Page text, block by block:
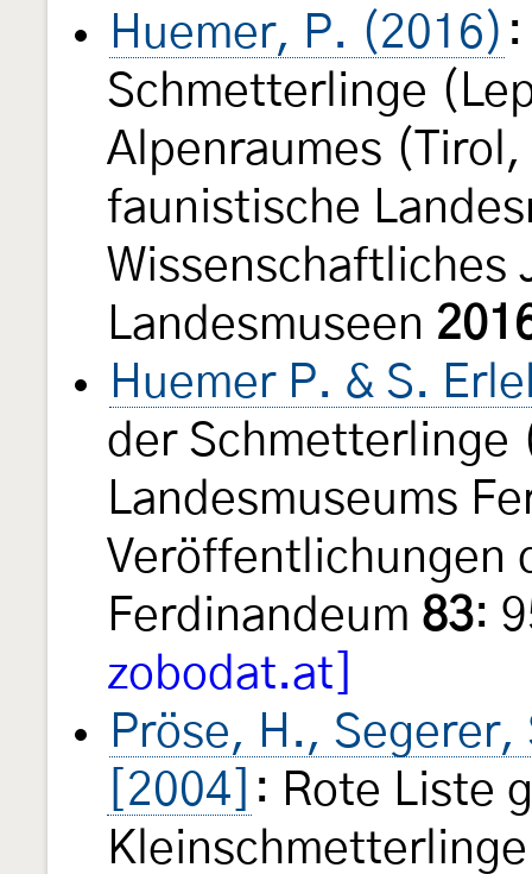
Huemer, P. (2016)
Schmetterlinge
Alpenraumes
faunistische
Wissenschaftliches
Landesmuseen
Huemer P. & S.
der Schmetterlinge
Landesmuseums
Veröffentlichungen
Ferdinandeum 83:
zobodat.at]
Pröse, H.,
[2004]
: Rote Liste